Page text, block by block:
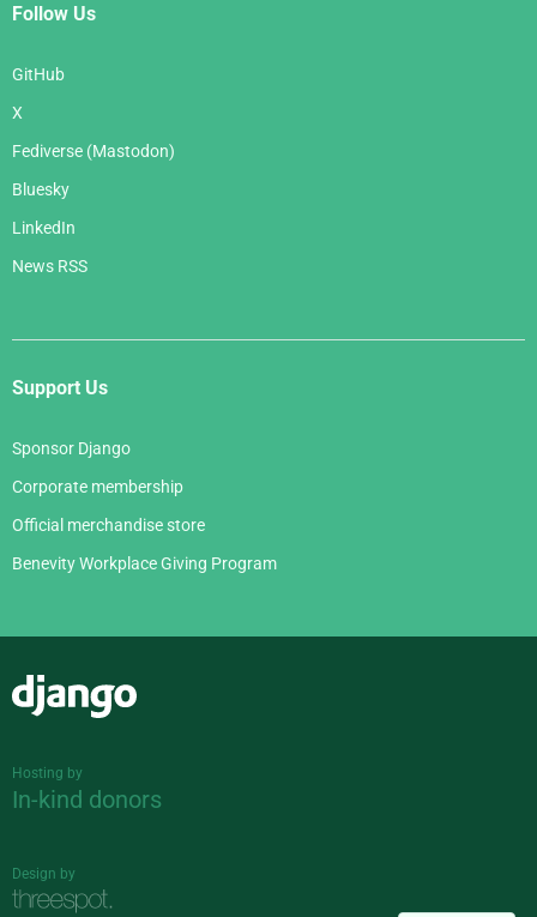
Follow Us
GitHub
X
Fediverse (Mastodon)
Bluesky
LinkedIn
News RSS
Support Us
Sponsor Django
Corporate membership
Official merchandise store
Benevity Workplace Giving Program
Hosting by
In-kind donors
Design by